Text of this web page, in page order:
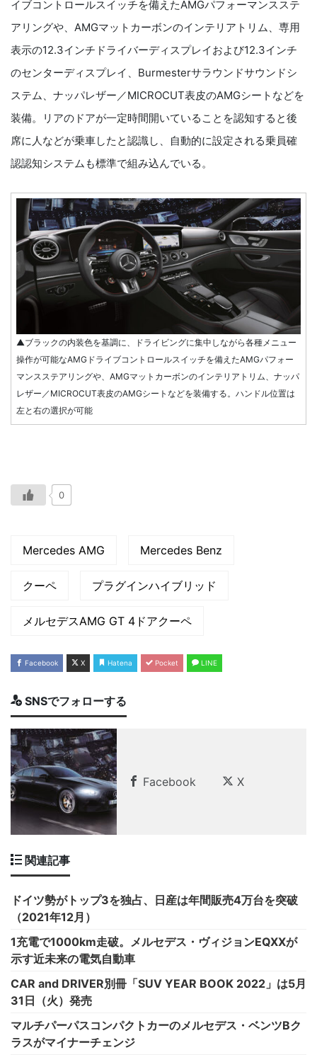
イブコントロールスイッチを備えたAMGパフォーマンスステ
アリングや、AMGマットカーボンのインテリアトリム、専用
表示の12.3インチドライバーディスプレイおよび12.3インチ
のセンターディスプレイ、Burmesterサラウンドサウンドシ
ステム、ナッパレザー／MICROCUT表皮のAMGシートなどを
装備。リアのドアが一定時間開いていることを認知すると後
席に人などが乗車したと認識し、自動的に設定される乗員確
認認知システムも標準で組み込んでいる。
▲ブラックの内装色を基調に、ドライビングに集中しながら各種メニュー
操作が可能なAMGドライブコントロールスイッチを備えたAMGパフォー
マンスステアリングや、AMGマットカーボンのインテリアトリム、ナッパ
レザー／MICROCUT表皮のAMGシートなどを装備する。ハンドル位置は
左と右の選択が可能
0
Mercedes AMG Mercedes Benz
クーペ プラグインハイブリッド
メルセデスAMG GT 4ドアクーペ
Facebook X Hatena Pocket LINE
SNSでフォローする
Facebook X
関連記事
ドイツ勢がトップ3を独占、日産は年間販売4万台を突破
（2021年12月）
1充電で1000km走破。メルセデス・ヴィジョンEQXXが
示す近未来の電気自動車
CAR and DRIVER別冊「SUV YEAR BOOK 2022」は5月
31日（火）発売
マルチパーパスコンパクトカーのメルセデス・ベンツBク
ラスがマイナーチェンジ